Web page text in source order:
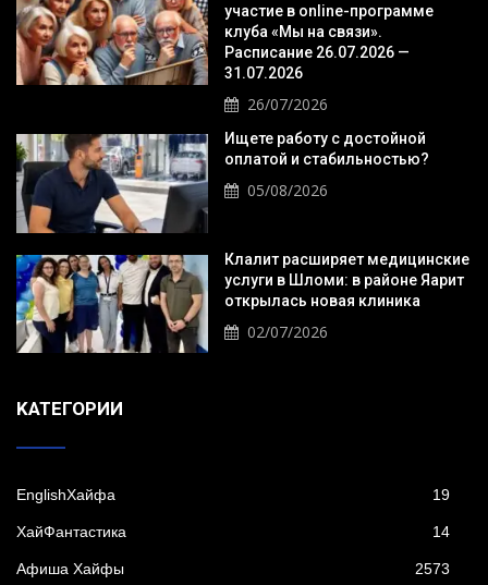
участие в online-программе
клуба «Мы на связи».
Расписание 26.07.2026 —
31.07.2026
26/07/2026
Ищете работу с достойной
оплатой и стабильностью?
05/08/2026
Клалит расширяет медицинские
услуги в Шломи: в районе Яарит
открылась новая клиника
02/07/2026
KАТЕГОРИИ
EnglishХайфа 19
XайФантастика 14
Афиша Хайфы 2573